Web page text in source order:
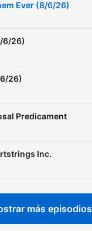
Ever (8/6/26)
6/26)
26)
Predicament
Inc.
más episodios